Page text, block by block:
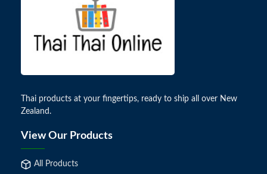
Thai products at your fingertips, ready to ship all over New
Zealand.
View Our Products
All Products